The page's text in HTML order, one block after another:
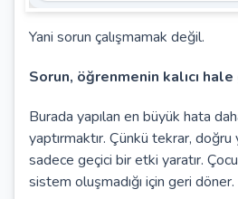
Yani sorun çalışmamak değil.
Sorun, öğrenmenin kalıcı
Burada yapılan en büyük hata
yaptırmaktır. Çünkü tekrar, doğru
sadece geçici bir etki yaratır.
sistem oluşmadığı için geri döner.